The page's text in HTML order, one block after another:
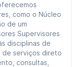
como o Núcleo
de um
Supervisores
disciplinas de
de serviços direto
consultas,